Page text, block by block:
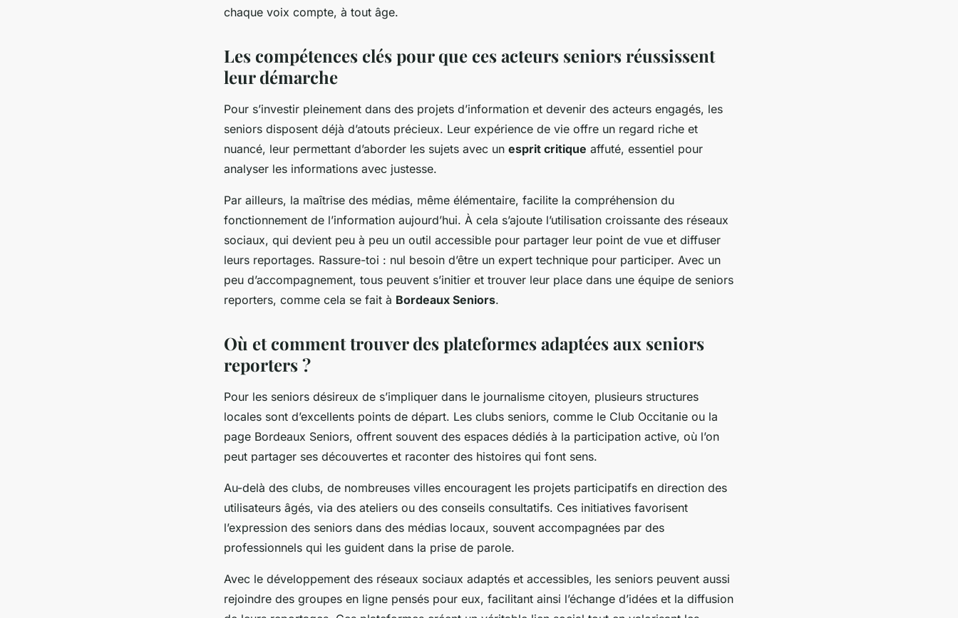
chaque voix compte, à tout âge.
Les compétences clés pour que ces acteurs seniors réussissent
leur démarche
Pour s’investir pleinement dans des projets d’information et devenir des acteurs engagés, les
seniors disposent déjà d’atouts précieux. Leur expérience de vie offre un regard riche et
nuancé, leur permettant d’aborder les sujets avec un esprit critique affuté, essentiel pour
analyser les informations avec justesse.
Par ailleurs, la maîtrise des médias, même élémentaire, facilite la compréhension du
fonctionnement de l’information aujourd’hui. À cela s’ajoute l’utilisation croissante des réseaux
sociaux, qui devient peu à peu un outil accessible pour partager leur point de vue et diffuser
leurs reportages. Rassure-toi : nul besoin d’être un expert technique pour participer. Avec un
peu d’accompagnement, tous peuvent s’initier et trouver leur place dans une équipe de seniors
reporters, comme cela se fait à Bordeaux Seniors.
Où et comment trouver des plateformes adaptées aux seniors
reporters ?
Pour les seniors désireux de s’impliquer dans le journalisme citoyen, plusieurs structures
locales sont d’excellents points de départ. Les clubs seniors, comme le Club Occitanie ou la
page Bordeaux Seniors, offrent souvent des espaces dédiés à la participation active, où l’on
peut partager ses découvertes et raconter des histoires qui font sens.
Au-delà des clubs, de nombreuses villes encouragent les projets participatifs en direction des
utilisateurs âgés, via des ateliers ou des conseils consultatifs. Ces initiatives favorisent
l’expression des seniors dans des médias locaux, souvent accompagnées par des
professionnels qui les guident dans la prise de parole.
Avec le développement des réseaux sociaux adaptés et accessibles, les seniors peuvent aussi
rejoindre des groupes en ligne pensés pour eux, facilitant ainsi l’échange d’idées et la diffusion